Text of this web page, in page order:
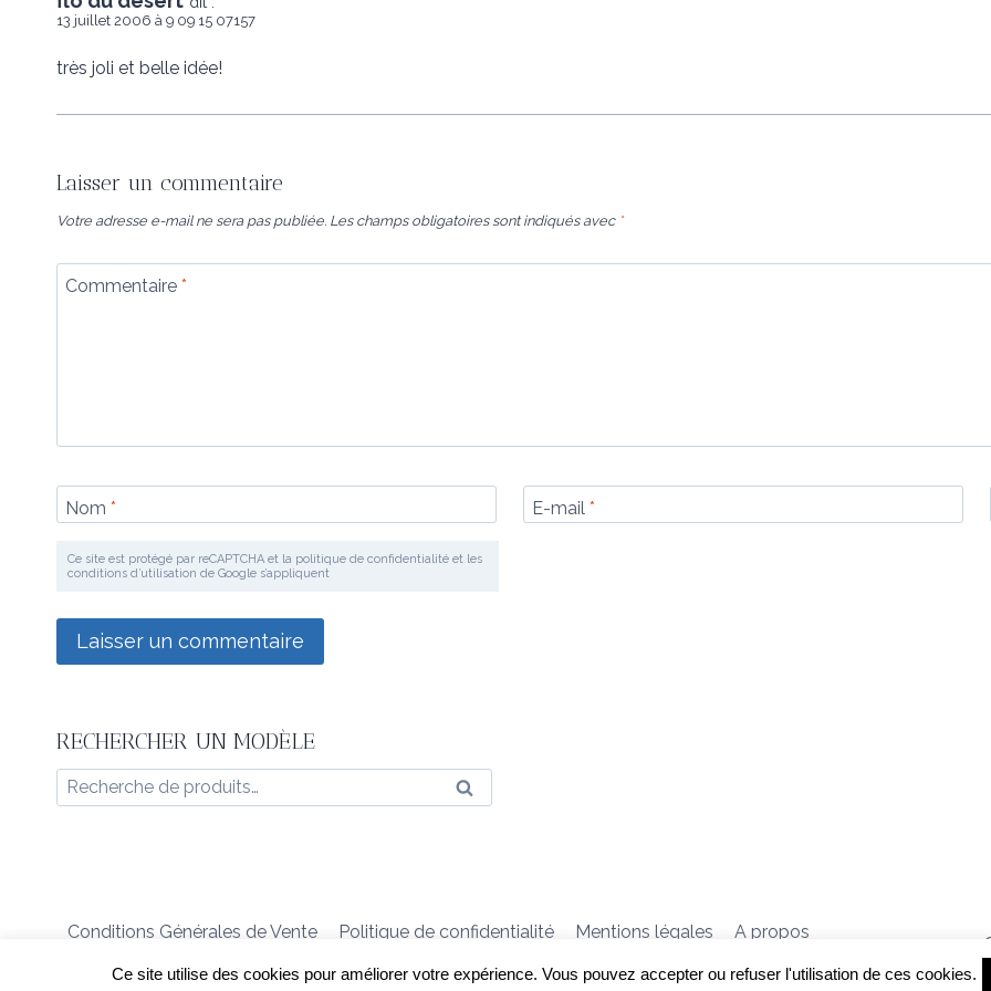
13 juillet 2006 à 9 09 15 07157
très joli et belle idée!
Laisser un commentaire
Votre adresse e-mail ne sera pas publiée. Les champs obligatoires sont indiqués avec *
Commentaire *
Nom * E-mail *
Ce site est protégé par reCAPTCHA et la politique de confidentialité et les
conditions d’utilisation de Google s’appliquent
RECHERCHER UN MODÈLE
Recherche
pour :
Recherche
Conditions Générales de Vente Politique de confidentialité Mentions légales A propos
Ce site utilise des cookies pour améliorer votre expérience. Vous pouvez accepter ou refuser l'utilisation de ces cookies.